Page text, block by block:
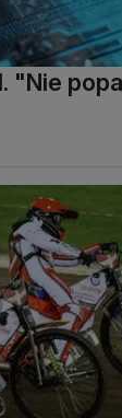
"Nie